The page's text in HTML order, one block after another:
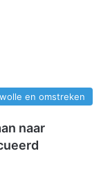
en omstreken
naar